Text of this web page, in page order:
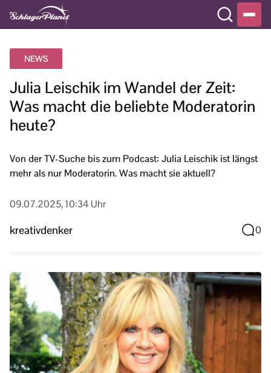
NEWS
Julia Leischik im Wandel der Zeit:
Was macht die beliebte Moderatorin
heute?
Von der TV-Suche bis zum Podcast: Julia Leischik ist längst
mehr als nur Moderatorin. Was macht sie aktuell?
09.07.2025, 10:34 Uhr
kreativdenker 0